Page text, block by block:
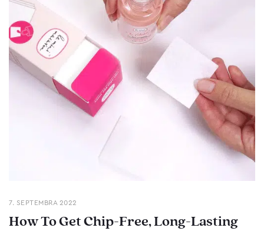
7. SEPTEMBRA 2022
How To Get Chip-Free, Long-Lasting